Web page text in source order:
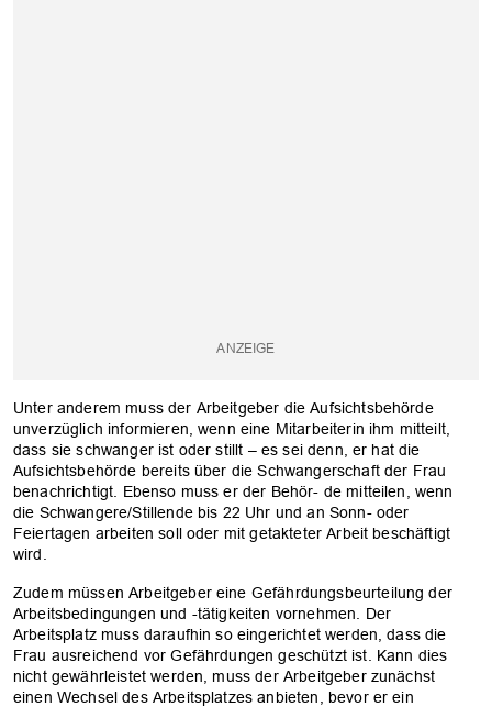
Unter anderem muss der Arbeitgeber die Aufsichtsbehörde
unverzüglich informieren, wenn eine Mitarbeiterin ihm mitteilt,
dass sie schwanger ist oder stillt – es sei denn, er hat die
Aufsichtsbehörde bereits über die Schwangerschaft der Frau
benachrichtigt. Ebenso muss er der Behör- de mitteilen, wenn
die Schwangere/Stillende bis 22 Uhr und an Sonn- oder
Feiertagen arbeiten soll oder mit getakteter Arbeit beschäftigt
wird.
Zudem müssen Arbeitgeber eine Gefährdungsbeurteilung der
Arbeitsbedingungen und -tätigkeiten vornehmen. Der
Arbeitsplatz muss daraufhin so eingerichtet werden, dass die
Frau ausreichend vor Gefährdungen geschützt ist. Kann dies
nicht gewährleistet werden, muss der Arbeitgeber zunächst
einen Wechsel des Arbeitsplatzes anbieten, bevor er ein